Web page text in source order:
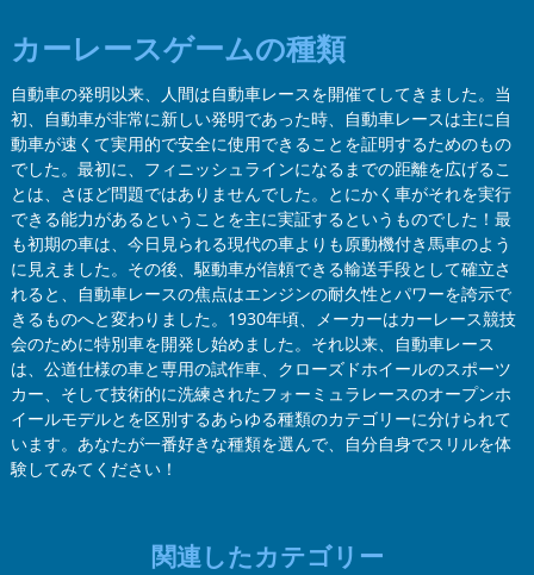
カーレースゲームの種類
自動車の発明以来、人間は自動車レースを開催てしてきました。当
初、自動車が非常に新しい発明であった時、自動車レースは主に自
動車が速くて実用的で安全に使用できることを証明するためのもの
でした。最初に、フィニッシュラインになるまでの距離を広げるこ
とは、さほど問題ではありませんでした。とにかく車がそれを実行
できる能力があるということを主に実証するというものでした！最
も初期の車は、今日見られる現代の車よりも原動機付き馬車のよう
に見えました。その後、駆動車が信頼できる輸送手段として確立さ
れると、自動車レースの焦点はエンジンの耐久性とパワーを誇示で
きるものへと変わりました。1930年頃、メーカーはカーレース競技
会のために特別車を開発し始めました。それ以来、自動車レース
は、公道仕様の車と専用の試作車、クローズドホイールのスポーツ
カー、そして技術的に洗練されたフォーミュラレースのオープンホ
イールモデルとを区別するあらゆる種類のカテゴリーに分けられて
います。あなたが一番好きな種類を選んで、自分自身でスリルを体
験してみてください！
関連したカテゴリー